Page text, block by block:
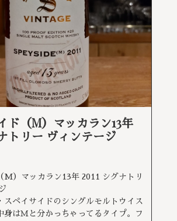
ド（M）マッカラン13年
トリー ヴィンテージ
M）マッカラン13年 2011 シグナトリ
スペイサイドのシングルモルトウイス
身はＭと分かっちゃってるタイプ。フ